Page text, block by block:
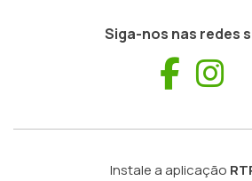
Siga-nos nas redes
Instale a aplicação